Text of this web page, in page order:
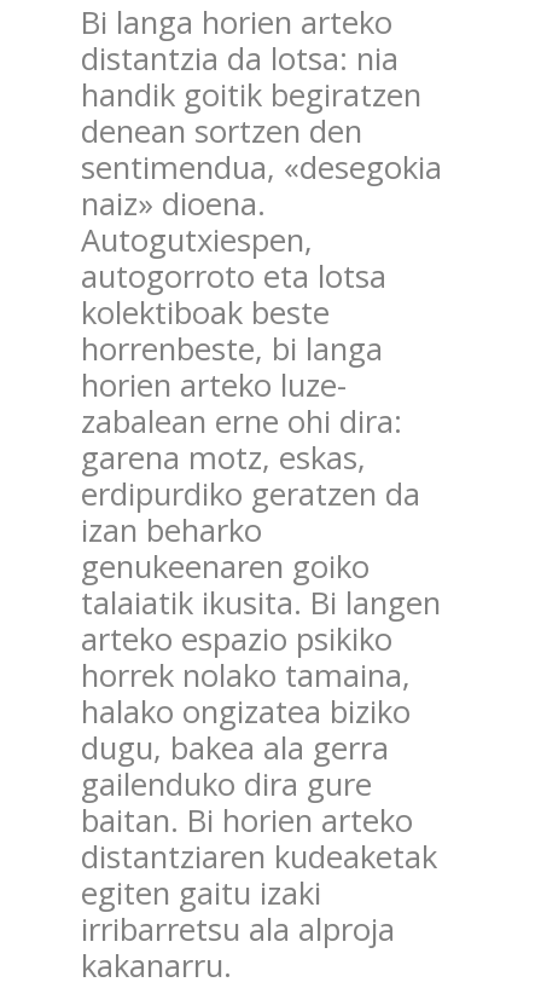
Bi langa horien arteko
distantzia da lotsa: nia
handik goitik begiratzen
denean sortzen den
sentimendua, «desegokia
naiz» dioena.
Autogutxiespen,
autogorroto eta lotsa
kolektiboak beste
horrenbeste, bi langa
horien arteko luze-
zabalean erne ohi dira:
garena motz, eskas,
erdipurdiko geratzen da
izan beharko
genukeenaren goiko
talaiatik ikusita. Bi langen
arteko espazio psikiko
horrek nolako tamaina,
halako ongizatea biziko
dugu, bakea ala gerra
gailenduko dira gure
baitan. Bi horien arteko
distantziaren kudeaketak
egiten gaitu izaki
irribarretsu ala alproja
kakanarru.